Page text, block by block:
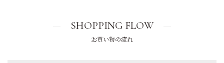
SHOPPING FLOW
お買い物の流れ